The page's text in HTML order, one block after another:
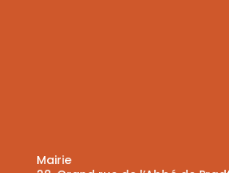
Mairie